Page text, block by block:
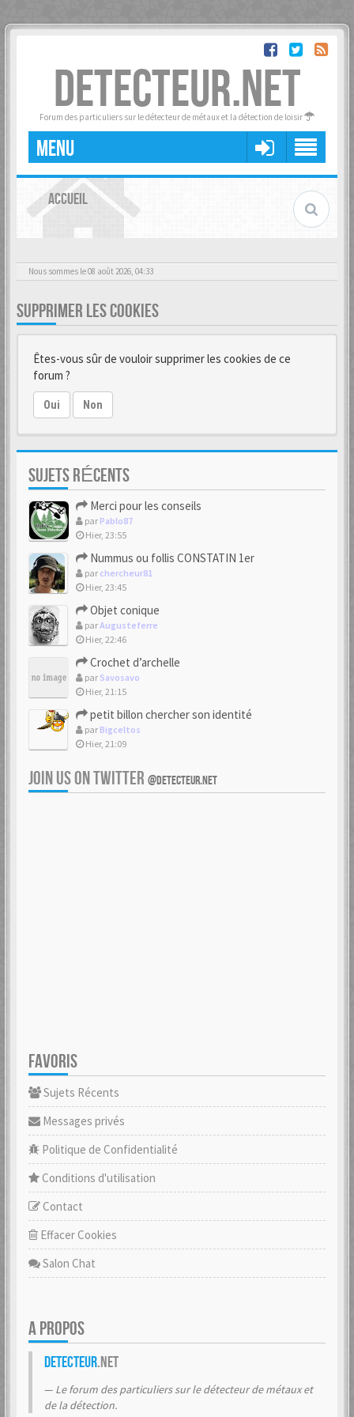
DETECTEUR.NET
Forum des particuliers sur le détecteur de métaux et la détection de loisir
MENU
ACCUEIL
Nous sommes le 08 août 2026, 04:33
SUPPRIMER LES COOKIES
Êtes-vous sûr de vouloir supprimer les cookies de ce
forum ?
Oui Non
SUJETS RÉCENTS
Merci pour les conseils
par Pablo87
Hier, 23:55
Nummus ou follis CONSTATIN 1er
par chercheur81
Hier, 23:45
Objet conique
parAugusteferre
Hier, 22:46
Crochet d’archelle
par Savosavo
Hier, 21:15
petit billon chercher son identité
par Bigceltos
Hier, 21:09
JOIN US ON TWITTER @DETECTEUR.NET
FAVORIS
Sujets Récents
Messages privés
Politique de Confidentialité
Conditions d'utilisation
Contact
Effacer Cookies
Salon Chat
A PROPOS
Detecteur.net
Le forum des particuliers sur le détecteur de métaux et
de la détection.